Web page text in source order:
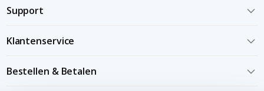
Support
Klantenservice
Bestellen & Betalen